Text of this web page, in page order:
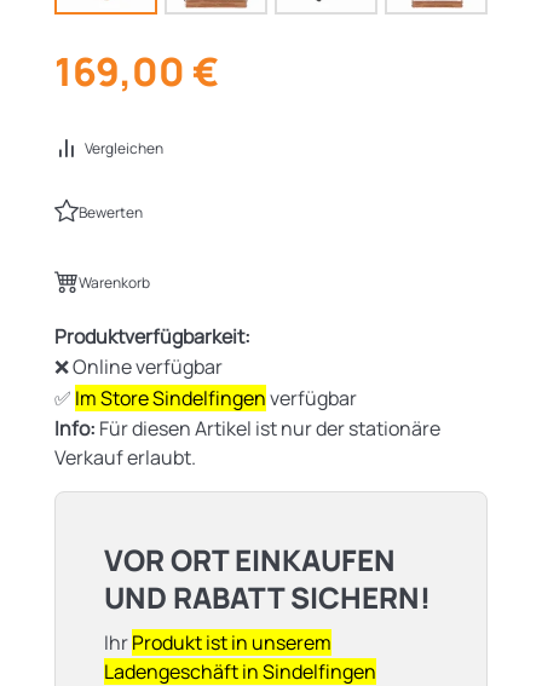
169,00 €
Vergleichen
Bewerten
Warenkorb
Produktverfügbarkeit:
❌ Online verfügbar
✅ Im Store Sindelfingenverfügbar
Info: Für diesen Artikel ist nur der stationäre
Verkauf erlaubt.
VOR ORT EINKAUFEN
UND RABATT SICHERN!
IhrProdukt ist in unserem
Ladengeschäft in Sindelfingen